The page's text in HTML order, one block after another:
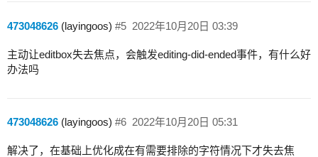
473048626 (layingoos) 2022年10月20日 03:39
#5
主动让editbox失去焦点，会触发editing-did-ended事件，有什么好
办法吗
473048626 (layingoos) 2022年10月20日 05:31
#6
解决了，在基础上优化成在有需要排除的字符情况下才失去焦